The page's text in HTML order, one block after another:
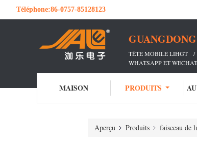
Téléphone:86-0757-85128123
TÊTE MOBILE LIHGT
WHATSAPP ET
MAISON PRODUITS
Aperçu Produits faisceau de